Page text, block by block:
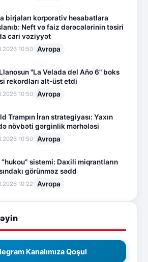
birjaları korporativ hesabatlara
Neft və faiz dərəcələrinin təsiri
cari vəziyyət
10:50 Avropa
"La Velada del Año 6" boks
rekordları alt-üst etdi
10:50 Avropa
Trampın İran strategiyası: Yaxın
növbəti gərginlik mərhələsi
10:50 Avropa
sistemi: Daxili miqrantların
görünməz sədd
10:22 Avropa
Kanalımıza Qoşul